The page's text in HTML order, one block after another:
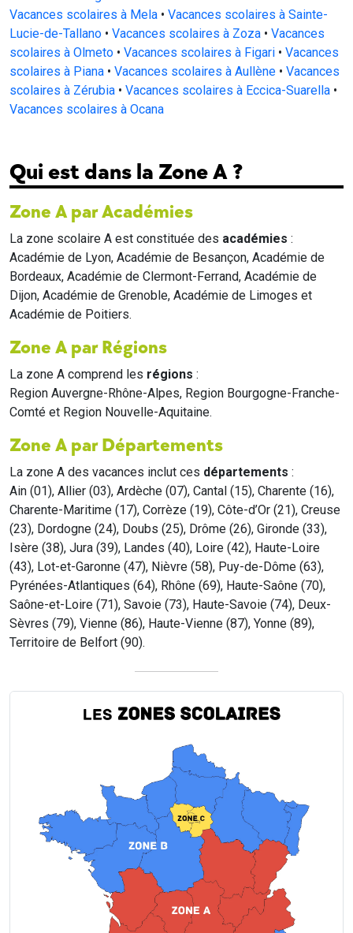
Vacances scolaires à Mela • Vacances scolaires à Sainte-
Lucie-de-Tallano • Vacances scolaires à Zoza • Vacances
scolaires à Olmeto • Vacances scolaires à Figari • Vacances
scolaires à Piana • Vacances scolaires à Aullène • Vacances
scolaires à Zérubia • Vacances scolaires à Eccica-Suarella •
Vacances scolaires à Ocana
Qui est dans la Zone A ?
Zone A par Académies
La zone scolaire A est constituée des académies :
Académie de Lyon, Académie de Besançon, Académie de
Bordeaux, Académie de Clermont-Ferrand, Académie de
Dijon, Académie de Grenoble, Académie de Limoges et
Académie de Poitiers.
Zone A par Régions
La zone A comprend les régions :
Region Auvergne-Rhône-Alpes, Region Bourgogne-Franche-
Comté et Region Nouvelle-Aquitaine.
Zone A par Départements
La zone A des vacances inclut ces départements :
Ain (01), Allier (03), Ardèche (07), Cantal (15), Charente (16),
Charente-Maritime (17), Corrèze (19), Côte-d’Or (21), Creuse
(23), Dordogne (24), Doubs (25), Drôme (26), Gironde (33),
Isère (38), Jura (39), Landes (40), Loire (42), Haute-Loire
(43), Lot-et-Garonne (47), Nièvre (58), Puy-de-Dôme (63),
Pyrénées-Atlantiques (64), Rhône (69), Haute-Saône (70),
Saône-et-Loire (71), Savoie (73), Haute-Savoie (74), Deux-
Sèvres (79), Vienne (86), Haute-Vienne (87), Yonne (89),
Territoire de Belfort (90).